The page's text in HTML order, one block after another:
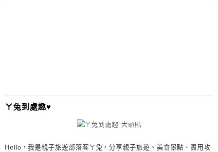
I
V
ㄚ兔到處趣♥
Hello，我是親子旅遊部落客ㄚ兔，分享親子旅遊、美食景點、實用攻